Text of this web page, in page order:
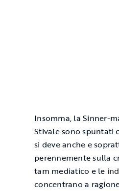
Insomma, la Sinner-
Stivale sono spuntati
si deve anche e
perennemente sulla
tam mediatico e le
concentrano a